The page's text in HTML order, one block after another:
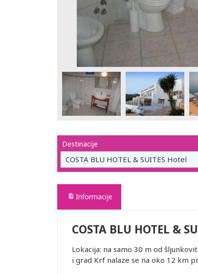
Destinacije
COSTA BLU HOTEL & SUITES Hotel
Informacije
COSTA BLU HOTEL &
Lokacija: na samo 30 m od
i grad Krf nalaze se na oko 12 km